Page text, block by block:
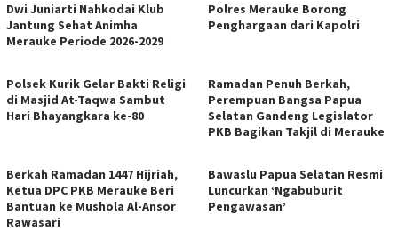
Dwi Juniarti Nahkodai Klub
Jantung Sehat Animha
Merauke Periode 2026-2029
Polres Merauke Borong
Penghargaan dari Kapolri
Polsek Kurik Gelar Bakti Religi
di Masjid At-Taqwa Sambut
Hari Bhayangkara ke-80
Ramadan Penuh Berkah,
Perempuan Bangsa Papua
Selatan Gandeng Legislator
PKB Bagikan Takjil di Merauke
Berkah Ramadan 1447 Hijriah,
Ketua DPC PKB Merauke Beri
Bantuan ke Mushola Al-Ansor
Rawasari
Bawaslu Papua Selatan Resmi
Luncurkan ‘Ngabuburit
Pengawasan’